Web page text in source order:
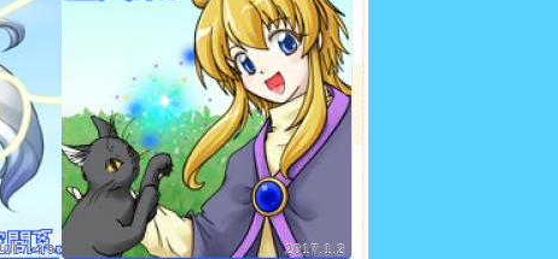
2017.1.2